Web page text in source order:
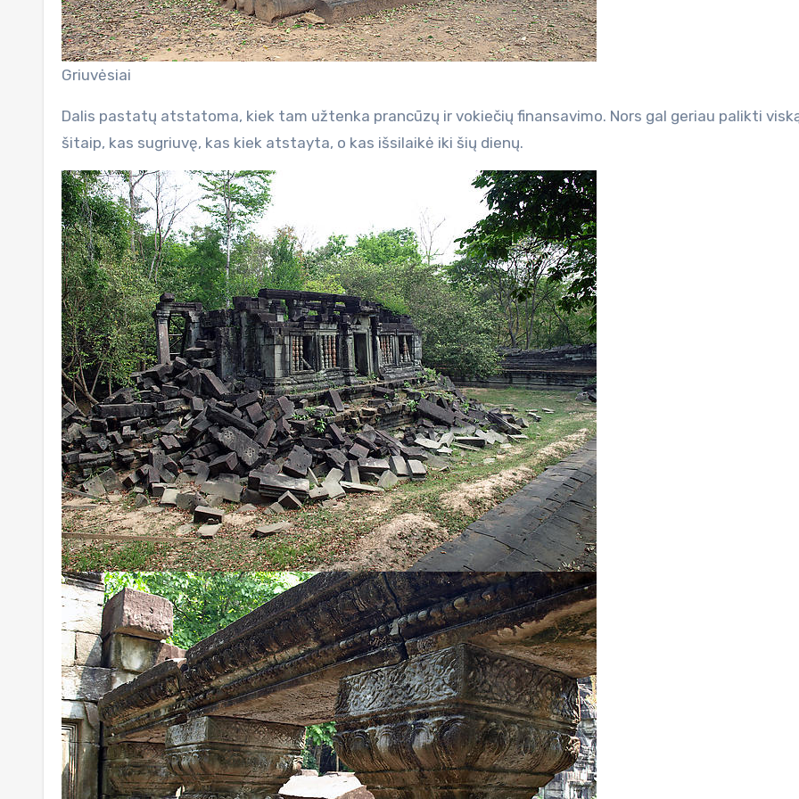
Griuvėsiai
Dalis pastatų atstatoma, kiek tam užtenka prancūzų ir vokiečių finansavimo. Nors gal geriau palikti
šitaip, kas sugriuvę, kas kiek atstayta, o kas išsilaikė iki šių dienų.